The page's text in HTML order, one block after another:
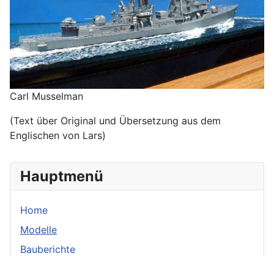
Hauptmenü
Home
Modelle
Bauberichte
Carl Musselman
(Text über Original und Übersetzung aus dem
Englischen von Lars)